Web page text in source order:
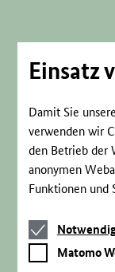
Einsatz
Damit Sie
verwenden wir
den Betrieb der
anonymen
Funktionen und
Notwendige
Cookies
Matomo
Webstatistik
Matomo